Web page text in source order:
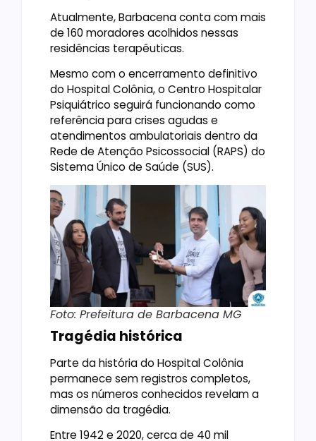
Atualmente, Barbacena conta com mais
de 160 moradores acolhidos nessas
residências terapêuticas.
Mesmo com o encerramento definitivo
do Hospital Colônia, o Centro Hospitalar
Psiquiátrico seguirá funcionando como
referência para crises agudas e
atendimentos ambulatoriais dentro da
Rede de Atenção Psicossocial (RAPS) do
Sistema Único de Saúde (SUS).
Foto: Prefeitura de Barbacena MG
Tragédia histórica
Parte da história do Hospital Colônia
permanece sem registros completos,
mas os números conhecidos revelam a
dimensão da tragédia.
Entre 1942 e 2020, cerca de 40 mil